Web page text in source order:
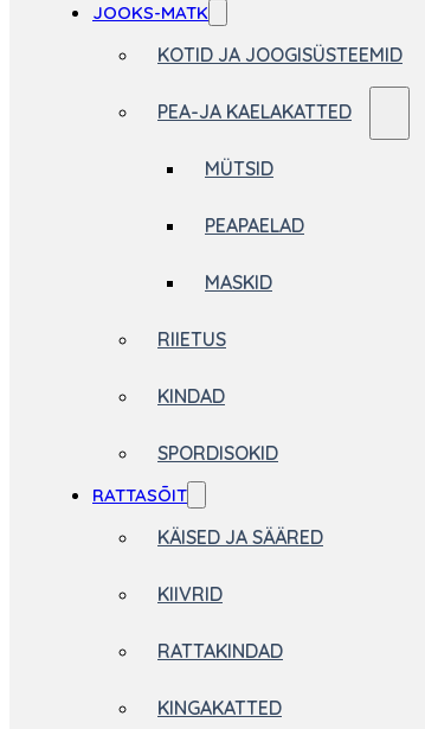
JOOKS-MATK
KOTID JA JOOGISÜSTEEMID
PEA-JA KAELAKATTED
MÜTSID
PEAPAELAD
MASKID
RIIETUS
KINDAD
SPORDISOKID
RATTASÕIT
KÄISED JA SÄÄRED
KIIVRID
RATTAKINDAD
KINGAKATTED